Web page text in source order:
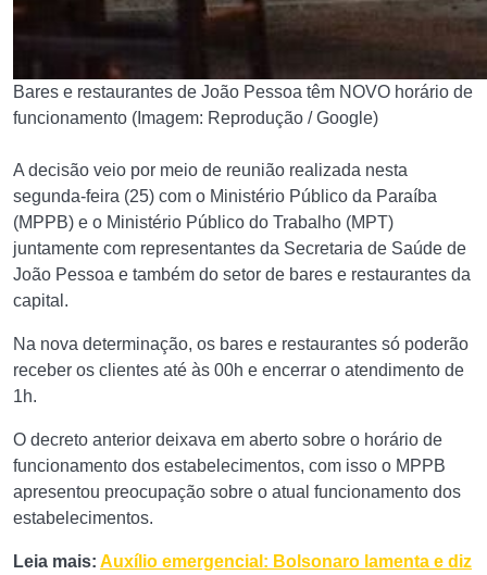
Bares e restaurantes de João Pessoa têm NOVO horário de
funcionamento (Imagem: Reprodução / Google)
A decisão veio por meio de reunião realizada nesta
segunda-feira (25) com o Ministério Público da Paraíba
(MPPB) e o Ministério Público do Trabalho (MPT)
juntamente com representantes da Secretaria de Saúde de
João Pessoa e também do setor de bares e restaurantes da
capital.
Na nova determinação, os bares e restaurantes só poderão
receber os clientes até às 00h e encerrar o atendimento de
1h.
O decreto anterior deixava em aberto sobre o horário de
funcionamento dos estabelecimentos, com isso o MPPB
apresentou preocupação sobre o atual funcionamento dos
estabelecimentos.
Leia mais: Auxílio emergencial: Bolsonaro lamenta e diz